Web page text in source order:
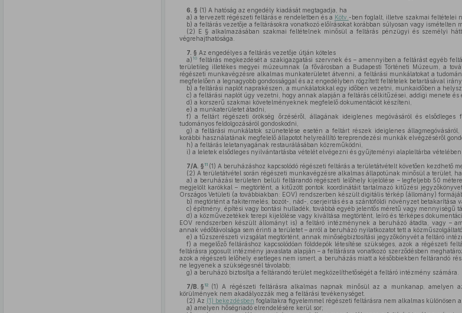
6. § (1) A hatóság az engedély kiadását megtagadja, ha
a) a tervezett régészeti feltárás e rendeletben és a Kötv. -ben foglalt, illetve szakmai feltételei
b) a feltárás vezetője a feltárásokra vonatkozó előírásokat korábban súlyosan vagy ismételten
(2) E § alkalmazásában szakmai feltételnek minősül a feltárás pénzügyi és személyi
végrehajthatósága.
7. § Az engedélyes a feltárás vezetője útján köteles
a) 10feltárás megkezdését a szakigazgatási szervnek és – amennyiben a feltárást egyéb
területileg illetékes megyei múzeumnak (a fővárosban a Budapesti Történeti Múzeum, a
régészeti munkavégzésre alkalmas munkaterületet átvenni, a feltárási munkálatokat a
megfelelően a legnagyobb gondossággal és az engedélyben rögzített feltételek betartásával
b) a feltárási naplót naprakészen, a munkálatokkal egy időben vezetni, munkaidőben a
c) a feltárási naplót úgy vezetni, hogy annak alapján a feltárás célkitűzései, addigi menete és
d) a korszerű szakmai követelményeknek megfelelő dokumentációt készíteni,
e) a munkaterületet átadni,
f) a feltárt régészeti örökség őrzéséről, állagának ideiglenes megóvásáról és elsődleges
tudományos feldolgozásáról gondoskodni,
g) a feltárási munkálatok szünetelése esetén a feltárt részek ideiglenes
korábbi használatának megfelelő állapotot helyreállító tereprendezési munkák elvégzéséről
h) a feltárás leletanyagának restaurálásában közreműködni,
i) a leletek elsődleges nyilvántartásba vételét elvégezni és gyűjteményi alapleltárba vételében
7/A. § 11 (1) A beruházáshoz kapcsolódó régészeti feltárás a területátvételt követően kezdhető
(2) A területátvétel során régészeti munkavégzésre alkalmas állapotúnak minősül a terület, ha
a) a beruházási területen belüli feltárandó régészeti lelőhely kijelölése – legfeljebb 50
megjelölt karókkal – megtörtént, a kitűzött pontok koordinátáit tartalmazó kitűzési
Országos Vetületi (a továbbiakban: EOV) rendszerben készült digitális térkép (állomány)
b) megtörtént a fakitermelés, bozót-, nád-, cserjeirtás és a szántóföldi növényzet betakarítása
c) építmény, építési vagy bontási hulladék, továbbá egyéb jelentős méretű vagy mennyiségű
d) a közművezetékek terepi kijelölése vagy kiváltása megtörtént, leíró és térképes
EOV rendszerben készült állományt is) a feltáró intézménynek a beruházó átadta, vagy –
annak védőtávolsága sem érinti a területet – arról a beruházó nyilatkozatot tett a
e) a tűzszerészeti vizsgálat megtörtént, annak minőségbiztosítási jegyzőkönyvét a feltáró
f) a megelőző feltáráshoz kapcsolódóan földdepók létesítése szükséges, azok a régészeti
feltárásra jogosult intézmény javaslata alapján – a feltárásra vonatkozó szerződésben
azok a régészeti lelőhely esetleges nem ismert, a beruházás miatt a későbbiekben feltárandó
ne legyenek a szükségesnél távolabb;
g) a beruházó biztosítja a feltárandó terület megközelíthetőségét a feltáró intézmény számára.
7/B. § 12 (1) A régészeti feltárásra alkalmas napnak minősül az a munkanap, amelyen
körülmények nem akadályozzák meg a feltárási tevékenységet.
(2) Az (1) bekezdésben foglaltakra figyelemmel régészeti feltárásra nem alkalmas különösen
a) amelyen hőségriadó elrendelésére kerül sor;